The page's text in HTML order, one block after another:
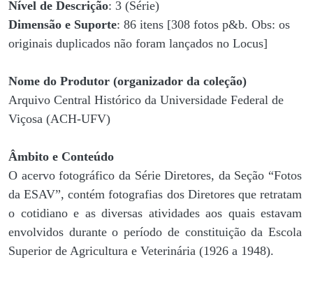
Nível de Descrição: 3 (Série)
Dimensão e Suporte: 86 itens [308 fotos p&b. Obs: os
originais duplicados não foram lançados no Locus]
Nome do Produtor (organizador da coleção)
Arquivo Central Histórico da Universidade Federal de
Viçosa (ACH-UFV)
Âmbito e Conteúdo
O acervo fotográfico da Série Diretores, da Seção “Fotos
da ESAV”, contém fotografias dos Diretores que retratam
o cotidiano e as diversas atividades aos quais estavam
envolvidos durante o período de constituição da Escola
Superior de Agricultura e Veterinária (1926 a 1948).